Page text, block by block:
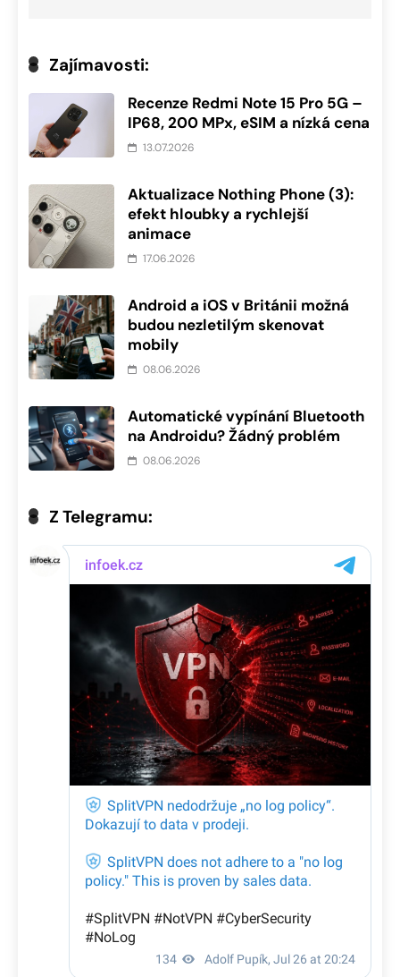
Zajímavosti:
Recenze Redmi Note 15 Pro 5G –
IP68, 200 MPx, eSIM a nízká cena
13.07.2026
Aktualizace Nothing Phone (3):
efekt hloubky a rychlejší
animace
17.06.2026
Android a iOS v Británii možná
budou nezletilým skenovat
mobily
08.06.2026
Automatické vypínání Bluetooth
na Androidu? Žádný problém
08.06.2026
Z Telegramu: